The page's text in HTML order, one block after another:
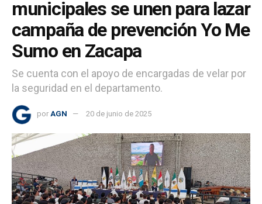
municipales se unen para lazar
campaña de prevención Yo Me
Sumo en Zacapa
Se cuenta con el apoyo de encargadas de velar por
la seguridad en el departamento.
por AGN 20 de junio de 2025